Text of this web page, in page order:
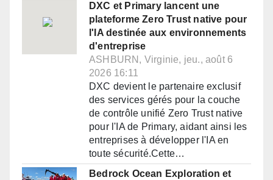
DXC et Primary lancent une
plateforme Zero Trust native pour
l'IA destinée aux environnements
d'entreprise
ASHBURN, Virginie, jeu., août 6
2026 16:11
DXC devient le partenaire exclusif
des services gérés pour la couche
de contrôle unifié Zero Trust native
pour l'IA de Primary, aidant ainsi les
entreprises à développer l'IA en
toute sécurité.Cette…
Bedrock Ocean Exploration et